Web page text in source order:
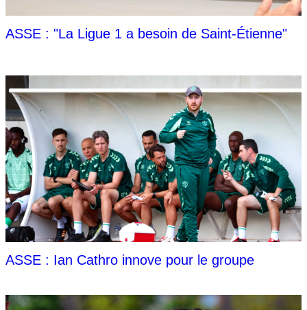
ASSE : "La Ligue 1 a besoin de Saint-Étienne"
ASSE : Ian Cathro innove pour le groupe